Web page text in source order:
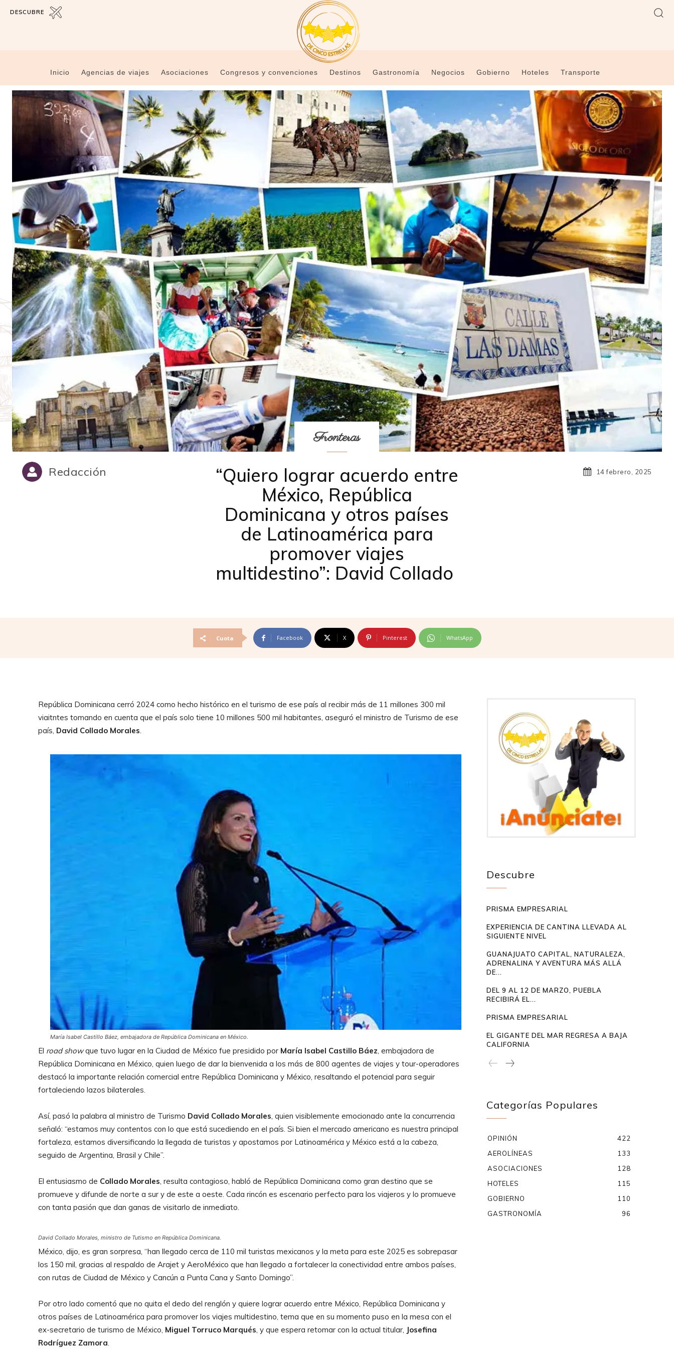
DESCUBRE
Inicio Agencias de viajes Asociaciones Congresos y convenciones Destinos Gastronomía Negocios Gobierno Hoteles Transporte
Redacción
Fronteras
“Quiero lograr acuerdo entre
México, República
Dominicana y otros países
de Latinoamérica para
promover viajes
multidestino”: David Collado
14 febrero, 2025
Cuota Facebook X Pinterest WhatsApp
República Dominicana cerró 2024 como hecho histórico en el turismo de ese país al recibir más de 11 millones 300 mil
viaitntes tomando en cuenta que el país solo tiene 10 millones 500 mil habitantes, aseguró el ministro de Turismo de ese
país, David Collado Morales.
María Isabel Castillo Báez, embajadora de República Dominicana en México.
El road showque tuvo lugar en la Ciudad de México fue presidido por María Isabel Castillo Báez , embajadora de
República Dominicana en México, quien luego de dar la bienvenida a los más de 800 agentes de viajes y tour-operadores
destacó la importante relación comercial entre República Dominicana y México, resaltando el potencial para seguir
fortaleciendo lazos bilaterales.
Así, pasó la palabra al ministro de Turismo David Collado Morales , quien visiblemente emocionado ante la concurrencia
señaló: “estamos muy contentos con lo que está sucediendo en el país. Si bien el mercado americano es nuestra principal
fortaleza, estamos diversificando la llegada de turistas y apostamos por Latinoamérica y México está a la cabeza,
seguido de Argentina, Brasil y Chile”.
El entusiasmo de Collado Morales , resulta contagioso, habló de República Dominicana como gran destino que se
promueve y difunde de norte a sur y de este a oeste. Cada rincón es escenario perfecto para los viajeros y lo promueve
con tanta pasión que dan ganas de visitarlo de inmediato.
David Collado Morales, ministro de Tutismo en República Dominicana.
México, dijo, es gran sorpresa, “han llegado cerca de 110 mil turistas mexicanos y la meta para este 2025 es sobrepasar
los 150 mil, gracias al respaldo de Arajet y AeroMéxico que han llegado a fortalecer la conectividad entre ambos países,
con rutas de Ciudad de México y Cancún a Punta Cana y Santo Domingo”.
Por otro lado comentó que no quita el dedo del renglón y quiere lograr acuerdo entre México, República Dominicana y
otros países de Latinoamérica para promover los viajes multidestino, tema que en su momento puso en la mesa con el
ex-secretario de turismo de México, Miguel Torruco Marqués, y que espera retomar con la actual titular, Josefina
Rodríguez Zamora.
Descubre
PRISMA EMPRESARIAL
EXPERIENCIA DE CANTINA LLEVADA AL
SIGUIENTE NIVEL
GUANAJUATO CAPITAL, NATURALEZA,
ADRENALINA Y AVENTURA MÁS ALLÁ
DE...
DEL 9 AL 12 DE MARZO, PUEBLA
RECIBIRÁ EL...
PRISMA EMPRESARIAL
EL GIGANTE DEL MAR REGRESA A BAJA
CALIFORNIA
Categorías Populares
OPINIÓN
422
AEROLÍNEAS
133
ASOCIACIONES
128
HOTELES
115
GOBIERNO
110
GASTRONOMÍA
96